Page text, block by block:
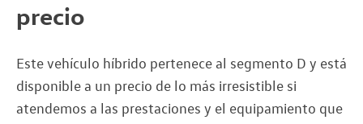
precio
Este vehículo híbrido pertenece al segmento D y está
disponible a un precio de lo más irresistible si
atendemos a las prestaciones y el equipamiento que